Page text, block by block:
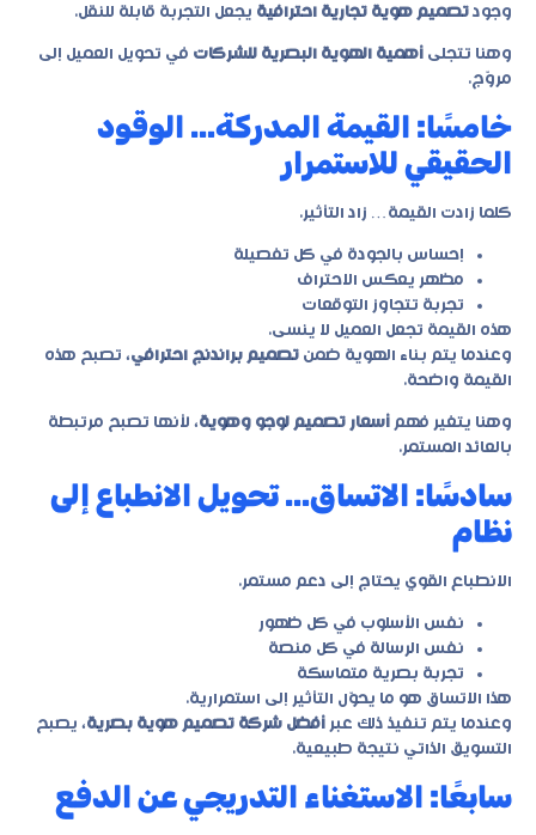
وجود تصميم هوية تجارية احترافية يجعل التجربة قابلة للنقل.
وهنا تتجلى أهمية الهوية البصرية للشركات في تحويل العميل إلى
مروّج.
خامسًا: القيمة المدركة… الوقود
الحقيقي للاستمرار
كلما زادت القيمة… زاد التأثير.
إحساس بالجودة في كل تفصيلة
مظهر يعكس الاحتراف
تجربة تتجاوز التوقعات
هذه القيمة تجعل العميل لا ينسى.
وعندما يتم بناء الهوية ضمن تصميم براندنج احترافي، تصبح هذه
القيمة واضحة.
وهنا يتغير فهم أسعار تصميم لوجو وهوية، لأنها تصبح مرتبطة
بالعائد المستمر.
سادسًا: الاتساق… تحويل الانطباع إلى
نظام
الانطباع القوي يحتاج إلى دعم مستمر.
نفس الأسلوب في كل ظهور
نفس الرسالة في كل منصة
تجربة بصرية متماسكة
هذا الاتساق هو ما يحوّل التأثير إلى استمرارية.
وعندما يتم تنفيذ ذلك عبر أفضل شركة تصميم هوية بصرية، يصبح
التسويق الذاتي نتيجة طبيعية.
سابعًا: الاستغناء التدريجي عن الدفع